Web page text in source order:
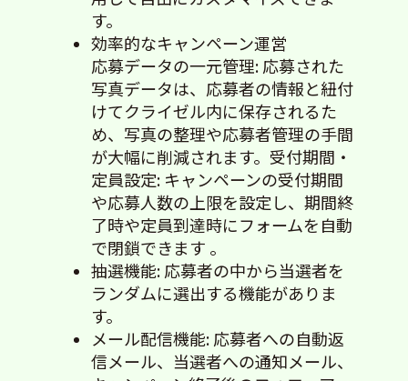
す。
効率的なキャンペーン運営
応募データの一元管理: 応募された
写真データは、応募者の情報と紐付
けてクライゼル内に保存されるた
め、写真の整理や応募者管理の手間
が大幅に削減されます。受付期間・
定員設定: キャンペーンの受付期間
や応募人数の上限を設定し、期間終
了時や定員到達時にフォームを自動
で閉鎖できます 。
抽選機能: 応募者の中から当選者を
ランダムに選出する機能がありま
す。
メール配信機能: 応募者への自動返
信メール、当選者への通知メール、